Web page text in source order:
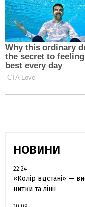
НОВИНИ
22:24
«Колір відстані» —
нитки та лінії